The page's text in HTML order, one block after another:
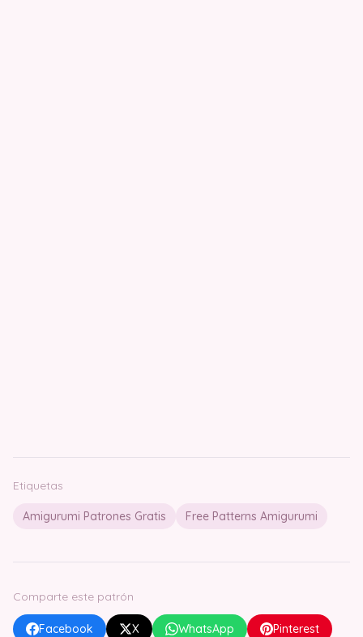
Etiquetas
Amigurumi Patrones Gratis Free Patterns Amigurumi
Comparte este patrón
Facebook X WhatsApp Pinterest